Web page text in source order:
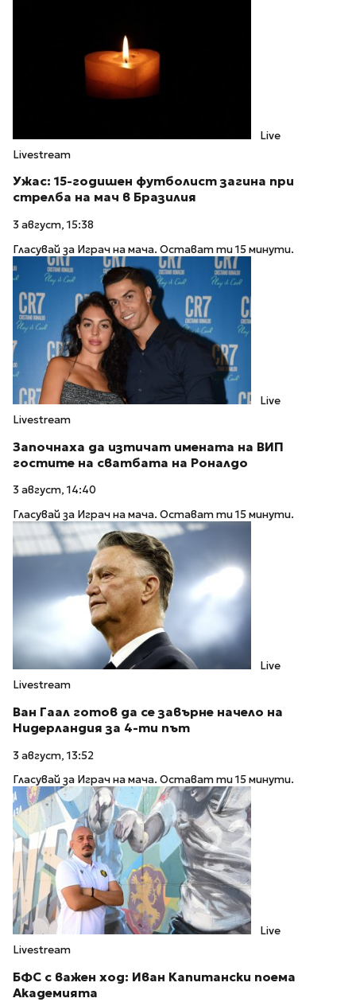
Live
Livestream
Ужас: 15-годишен футболист загина при
стрелба на мач в Бразилия
3 август, 15:38
Гласувай за Играч на мача. Остават ти 15 минути.
Live
Livestream
Започнаха да изтичат имената на ВИП
гостите на сватбата на Роналдо
3 август, 14:40
Гласувай за Играч на мача. Остават ти 15 минути.
Live
Livestream
Ван Гаал готов да се завърне начело на
Нидерландия за 4-ти път
3 август, 13:52
Гласувай за Играч на мача. Остават ти 15 минути.
Live
Livestream
БФС с важен ход: Иван Капитански поема
Академията